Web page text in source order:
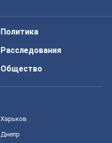
Политика
Расследования
Общество
Харьков
Днепр